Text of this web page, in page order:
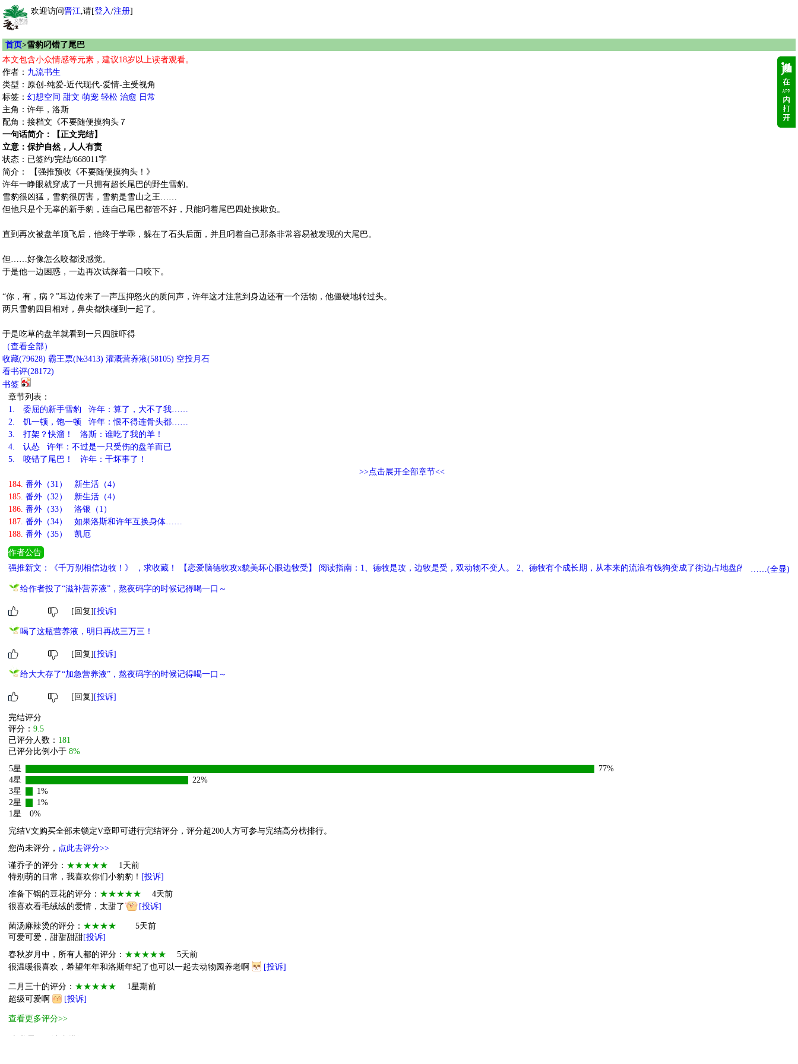
欢迎访问晋江,请[登入/注册]
首页>雪豹叼错了尾巴
本文包含小众情感等元素，建议18岁以上读者观看。
作者： 九流书生
类型：原创-纯爱-近代现代-爱情-主受视角
标签： 幻想空间 甜文 萌宠 轻松 治愈 日常
主角：许年，洛斯
配角：接档文《不要随便摸狗头７
一句话简介：【正文完结】
立意：保护自然，人人有责
状态：已签约/完结/668011字
简介： 【强推预收《不要随便摸狗头！》
许年一睁眼就穿成了一只拥有超长尾巴的野生雪豹。
雪豹很凶猛，雪豹很厉害，雪豹是雪山之王……
但他只是个无辜的新手豹，连自己尾巴都管不好，只能叼着尾巴四处挨欺负。
直到再次被盘羊顶飞后，他终于学乖，躲在了石头后面，并且叼着自己那条非常容易被发现的大尾巴。
但……好像怎么咬都没感觉。
于是他一边困惑，一边再次试探着一口咬下。
“你，有，病？”耳边传来了一声压抑怒火的质问声，许年这才注意到身边还有一个活物，他僵硬地转过头。
两只雪豹四目相对，鼻尖都快碰到一起了。
于是吃草的盘羊就看到一只四肢吓得
（查看全部）
收藏(79628) 霸王票(№3413) 灌溉营养液(58105) 空投月石
看书评(28172)
书签
章节列表：
1.
委屈的新手雪豹 许年：算了，大不了我……
2.
饥一顿，饱一顿 许年：恨不得连骨头都……
3.
打架？快溜！ 洛斯：谁吃了我的羊！
4.
认怂 许年：不过是一只受伤的盘羊而已
5.
咬错了尾巴！ 许年：干坏事了！
>>点击展开全部章节<<
184. 番外（31） 新生活（4）
185. 番外（32） 新生活（4）
186. 番外（33） 洛银（1）
187. 番外（34） 如果洛斯和许年互换身体……
188. 番外（35） 凯厄
作者公告
强推新文：《千万别相信边牧！》 ，求收藏！ 【恋爱脑德牧攻x貌美坏心眼边牧受】 阅读指南：1、德牧是攻，边牧是受，双动物不变人。 2、德牧有个成长期，从本来的流浪有钱狗变成了街边占地盘的大狼狗。
3、德牧从相信边牧，到质疑边牧，然后掉坑里，每天上一当，当当不一样。《千万别相信边牧！》
……(全显)
给作者投了“滋补营养液”，熬夜码字的时候记得喝一口～
[回复] [投诉]
喝了这瓶营养液，明日再战三万三！
[回复] [投诉]
给大大存了“加急营养液”，熬夜码字的时候记得喝一口～
[回复] [投诉]
完结评分
评分： 9.5
已评分人数： 181
已评分比例小于 8%
5星
77%
4星
22%
3星
1%
2星
1%
1星
0%
完结V文购买全部未锁定V章即可进行完结评分，评分超200人方可参与完结高分榜排行。
您尚未评分， 点此去评分>>
谨乔子的评分： ★★★★★
1天前
特别萌的日常，我喜欢你们小豹豹！ [投诉]
准备下锅的豆花的评分： ★★★★★
4天前
很喜欢看毛绒绒的爱情，太甜了
[投诉]
菌汤麻辣烫的评分： ★★★★
5天前
可爱可爱，甜甜甜甜[投诉]
春秋岁月中，所有人都的评分： ★★★★★
5天前
很温暖很喜欢，希望年年和洛斯年纪了也可以一起去动物园养老啊
[投诉]
二月三十的评分： ★★★★★
1星期前
超级可爱啊
[投诉]
查看更多评分>>